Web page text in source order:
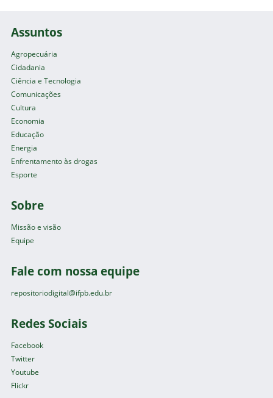
Assuntos
Agropecuária
Cidadania
Ciência e Tecnologia
Comunicações
Cultura
Economia
Educação
Energia
Enfrentamento às drogas
Esporte
Sobre
Missão e visão
Equipe
Fale com nossa equipe
repositoriodigital@ifpb.edu.br
Redes Sociais
Facebook
Twitter
Youtube
Flickr